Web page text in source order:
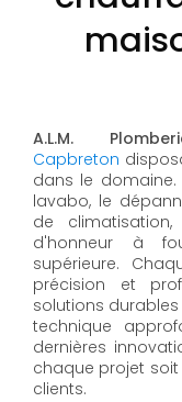
A.L.M.
Capbreton
dans le
lavabo, le
de climatisation,
d'honneur à
supérieure.
précision et
solutions
technique
dernières
chaque projet
clients.